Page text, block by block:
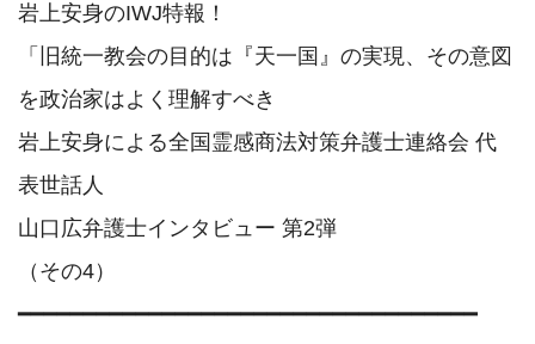
岩上安身のIWJ特報！
「旧統一教会の目的は『天一国』の実現、その意図
を政治家はよく理解すべき
岩上安身による全国霊感商法対策弁護士連絡会 代
表世話人
山口広弁護士インタビュー 第2弾
（その4）
━━━━━━━━━━━━━━━━━━━━━━━━━━━━━━━━━━━